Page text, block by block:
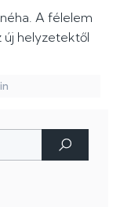
A félelem
új helyzetektől